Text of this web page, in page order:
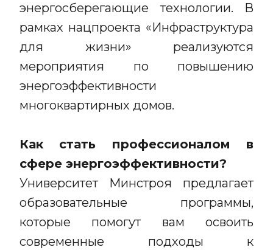
энергосберегающие технологии. В
рамках нацпроекта «Инфраструктура
для жизни» реализуются
мероприятия по повышению
энергоэффективности
многоквартирных домов.
Как стать профессионалом в
сфере энергоэффективности?
Университет Минстроя предлагает
образовательные программы,
которые помогут вам освоить
современные подходы к